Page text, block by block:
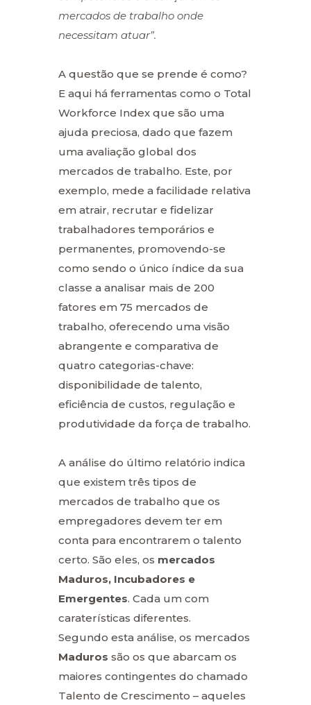
mercados de trabalho onde
necessitam atuar”.
A questão que se prende é como?
E aqui há ferramentas como o Total
Workforce Index que são uma
ajuda preciosa, dado que fazem
uma avaliação global dos
mercados de trabalho. Este, por
exemplo, mede a facilidade relativa
em atrair, recrutar e fidelizar
trabalhadores temporários e
permanentes, promovendo-se
como sendo o único índice da sua
classe a analisar mais de 200
fatores em 75 mercados de
trabalho, oferecendo uma visão
abrangente e comparativa de
quatro categorias-chave:
disponibilidade de talento,
eficiência de custos, regulação e
produtividade da força de trabalho.
A análise do último relatório indica
que existem três tipos de
mercados de trabalho que os
empregadores devem ter em
conta para encontrarem o talento
certo. São eles, os mercados
Maduros, Incubadores e
Emergentes. Cada um com
caraterísticas diferentes.
Segundo esta análise, os mercados
Maduros são os que abarcam os
maiores contingentes do chamado
Talento de Crescimento – aqueles